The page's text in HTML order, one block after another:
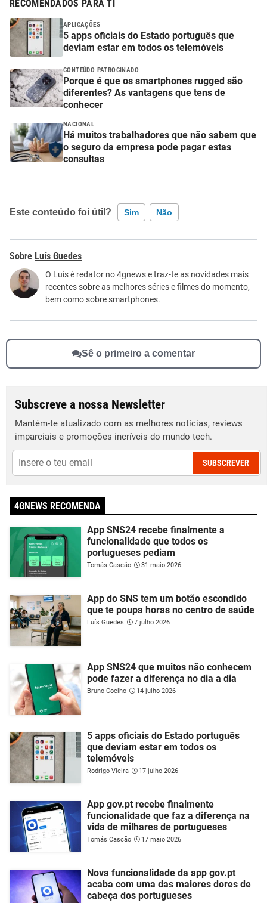
RECOMENDADOS PARA TI
APLICAÇÕES
5 apps oficiais do Estado português que
deviam estar em todos os telemóveis
CONTEÚDO PATROCINADO
Porque é que os smartphones rugged são
diferentes? As vantagens que tens de
conhecer
NACIONAL
Há muitos trabalhadores que não sabem que
o seguro da empresa pode pagar estas
consultas
Este conteúdo foi útil? Sim Não
Este conteúdo contém informação incorreta
Este conteúdo não tem a informação que procuro
Outro
Luís Guedes
O Luís é redator no 4gnews e traz-te as novidades mais
recentes sobre as melhores séries e filmes do momento,
bem como sobre smartphones.
Sê o primeiro a comentar
Subscreve a nossa Newsletter
Mantém-te atualizado com as melhores notícias, reviews
imparciais e promoções incríveis do mundo tech.
SUBSCREVER
4GNEWS RECOMENDA
App SNS24 recebe finalmente a
funcionalidade que todos os
portugueses pediam
Tomás Cascão 31 maio 2026
App do SNS tem um botão escondido
que te poupa horas no centro de saúde
Luís Guedes 7 julho 2026
App SNS24 que muitos não conhecem
pode fazer a diferença no dia a dia
Bruno Coelho 14 julho 2026
5 apps oficiais do Estado português
que deviam estar em todos os
telemóveis
Rodrigo Vieira 17 julho 2026
App gov.pt recebe finalmente
funcionalidade que faz a diferença na
vida de milhares de portugueses
Tomás Cascão 17 maio 2026
Nova funcionalidade da app gov.pt
acaba com uma das maiores dores de
cabeça dos portugueses